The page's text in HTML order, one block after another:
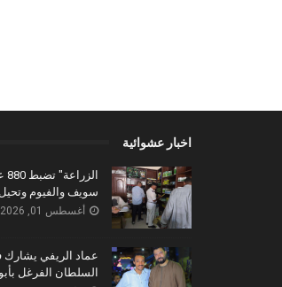
اخبار عشوائية
سويف والفيوم وتحيل
أغسطس 01, 2026
عماد الريفي يشارك
السلطان الفرغل